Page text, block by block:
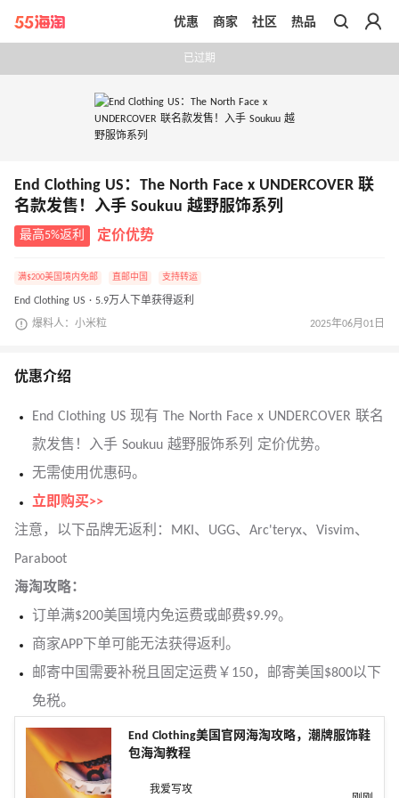
带你去官网买正品
优惠 商家 社区 热品
已过期
End Clothing US：The North Face x UNDERCOVER 联
名款发售！入手 Soukuu 越野服饰系列
最高5%返利 定价优势
满$200美国境内免邮 直邮中国 支持转运
End Clothing US · 5.9万人下单获得返利
爆料人：小米粒 2025年06月01日
优惠介绍
End Clothing US 现有 The North Face x UNDERCOVER 联名
款发售！入手 Soukuu 越野服饰系列 定价优势。
无需使用优惠码。
立即购买>>
注意，以下品牌无返利：MKI、UGG、Arc'teryx、Visvim、
Paraboot
海淘攻略：
订单满$200美国境内免运费或邮费$9.99。
商家APP下单可能无法获得返利。
邮寄中国需要补税且固定运费￥150，邮寄美国$800以下
免税。
End Clothing美国官网海淘攻略，潮牌服饰鞋
包海淘教程
我爱写攻